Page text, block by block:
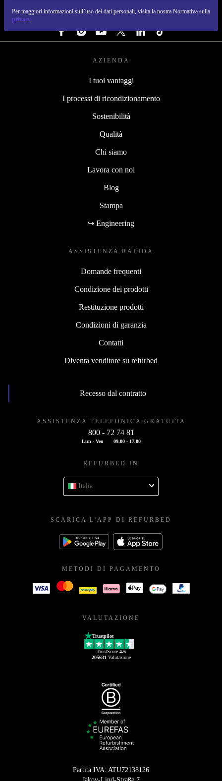
Per maggiori informazioni sull’uso dei dati personali, visita la nostra Normativa sulla
privacy
SEGUICI SU
AZIENDA
I tuoi vantaggi
I processi di ricondizionamento
Sostenibilità
Qualità
Chi siamo
Lavora con noi
Blog
Stampa
↪ Engineering
ASSISTENZA RAPIDA
Domande frequenti
Condizione dei prodotti
Restituzione prodotti
Condizioni di garanzia
Contatti
Diventa venditore su refurbed
Recesso dal contratto
ASSISTENZA TELEFONICA GRATUITA
800 - 72 74 81
Lun - Ven 09.00 - 17.00
REFURBED IN
Italia
SCARICA L'APP DI REFURBED
METODI DI PAGAMENTO
VALUTAZIONE
Trustpilot
TrustScore 4.6
205631 Valutazione
Partita IVA: ATU72138126